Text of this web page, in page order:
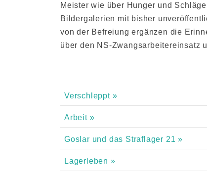
Meister wie über Hunger und
Bildergalerien mit bisher
von der Befreiung ergänzen die
über den NS-Zwangsarbeitereinsatz
Verschleppt »
Arbeit »
Goslar und das Straflager 21 »
Lagerleben »